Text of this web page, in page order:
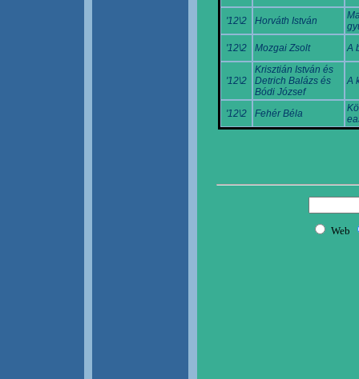
'12\2 Horváth István
'12\2
Mozgai Zsolt A
'12\2
Krisztián István és
Detrich Balázs és
Bódi József
A
'12\2 Fehér Béla